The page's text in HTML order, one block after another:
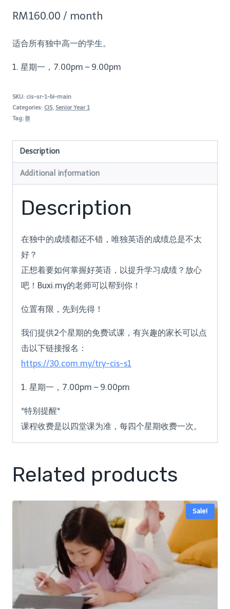
RM160.00 / month
适合所有独中高一的学生。
1. 星期一，7.00pm – 9.00pm
SKU: cis-sr-1-bi-main
Categories: CIS, Senior Year 1
Tag: BI
Description
Additional information
Description
在独中的成绩都还不错，唯独英语的成绩总是不太
好？
正想着要如何掌握好英语，以提升学习成绩？放心
吧！Buxi.my的老师可以帮到你！
位置有限，先到先得！
我们提供2个星期的免费试课，有兴趣的家长可以点
击以下链接报名：
https://30.com.my/try-cis-s1
1. 星期一，7.00pm – 9.00pm
*特别提醒*
课程收费是以四堂课为准，每四个星期收费一次。
Related products
Sale!